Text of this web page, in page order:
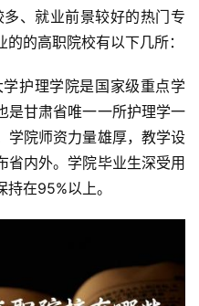
的高职院校有以下几所：
学护理学院是国家级重点学
是甘肃省唯一一所护理学一
学院师资力量雄厚，教学设
省内外。学院毕业生深受用
在95%以上。